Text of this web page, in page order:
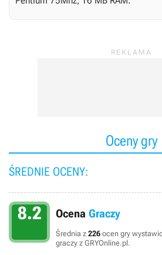
Oceny gry
ŚREDNIE OCENY:
8.2 Ocena Graczy
Średnia z 226 ocen gry
graczy z GRYOnline.pl.